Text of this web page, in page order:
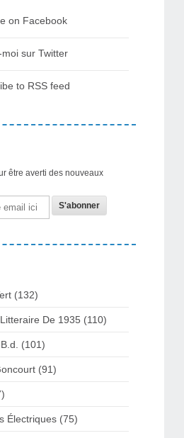
on Facebook
moi sur Twitter
to RSS feed
être averti des nouveaux
(132)
De 1935 (110)
(101)
(91)
Électriques (75)